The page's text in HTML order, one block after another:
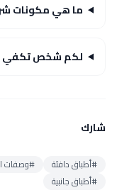
ما هي مكونات
لكم شخص تكفي
شارك
#أطباق دافئة #وصفات
#أطباق جانبية